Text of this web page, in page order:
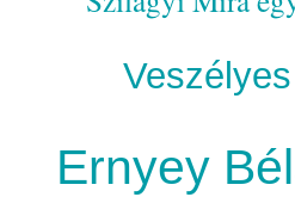
Ernyey